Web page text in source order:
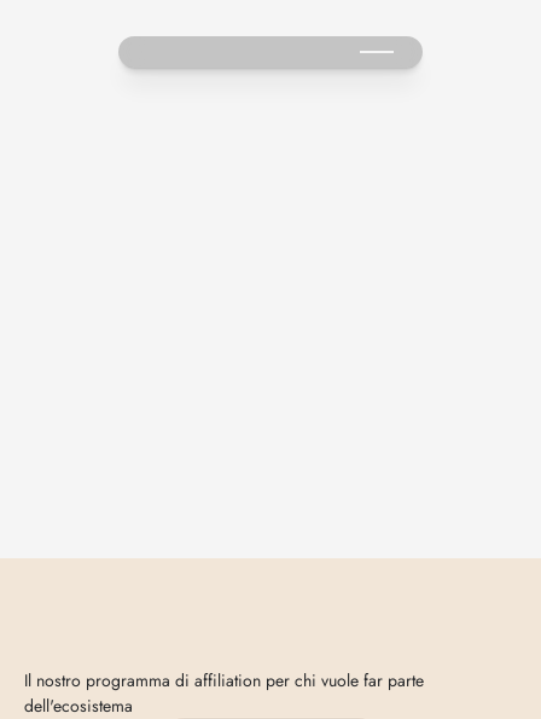
Il nostro programma di affiliation per chi vuole far parte
dell'ecosistema